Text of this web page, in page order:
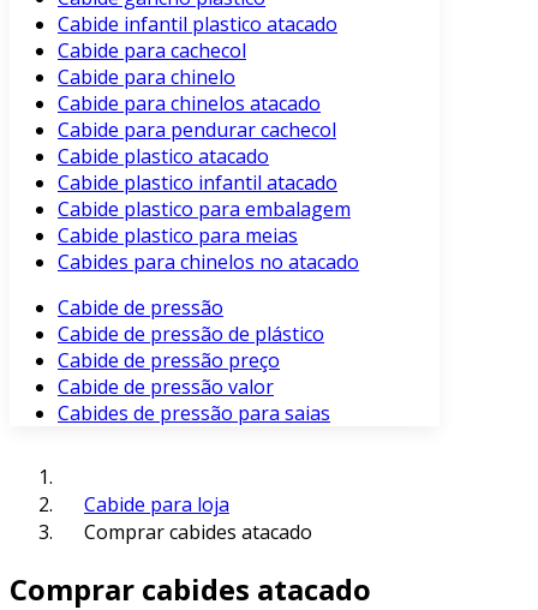
Cabide infantil plastico atacado
Cabide para cachecol
Cabide para chinelo
Cabide para chinelos atacado
Cabide para pendurar cachecol
Cabide plastico atacado
Cabide plastico infantil atacado
Cabide plastico para embalagem
Cabide plastico para meias
Cabides para chinelos no atacado
Cabide de pressão
Cabide de pressão de plástico
Cabide de pressão preço
Cabide de pressão valor
Cabides de pressão para saias
Cabide para loja
Comprar cabides atacado
Comprar cabides atacado